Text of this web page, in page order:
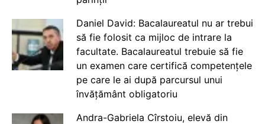
Daniel David: Bacalaureatul nu ar trebui
să fie folosit ca mijloc de intrare la
facultate. Bacalaureatul trebuie să fie
un examen care certifică competențele
pe care le ai după parcursul unui
învățământ obligatoriu
Andra-Gabriela Cîrstoiu, elevă din